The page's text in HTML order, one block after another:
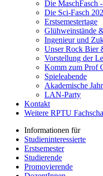
Die MaschFasch
Die Sci-Fasch
Erstsemestertage
Glühweinstände
Ingenieur und
Unser Rock Bier
Vorstellung der
Komm zum Prof
Spieleabende
Akademische
LAN-Party
Kontakt
Weitere RPTU
Informationen für
Studieninteressierte
Erstsemester
Studierende
Promovierende